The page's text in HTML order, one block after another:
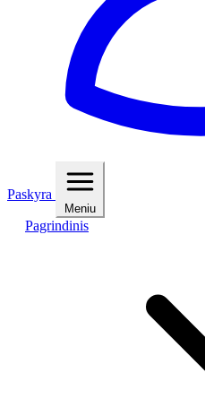
Paskyra
Meniu
Pagrindinis